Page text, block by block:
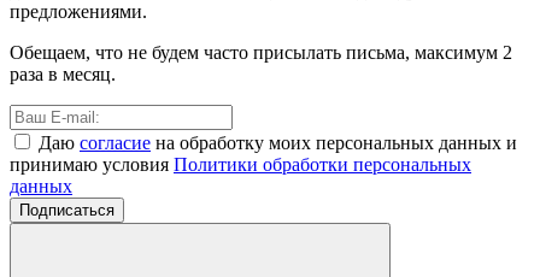
предложениями.
Обещаем, что не будем часто присылать письма, максимум 2
раза в месяц.
Даю согласие на обработку моих персональных данных и
принимаю условия Политики обработки персональных
данных
Подписаться